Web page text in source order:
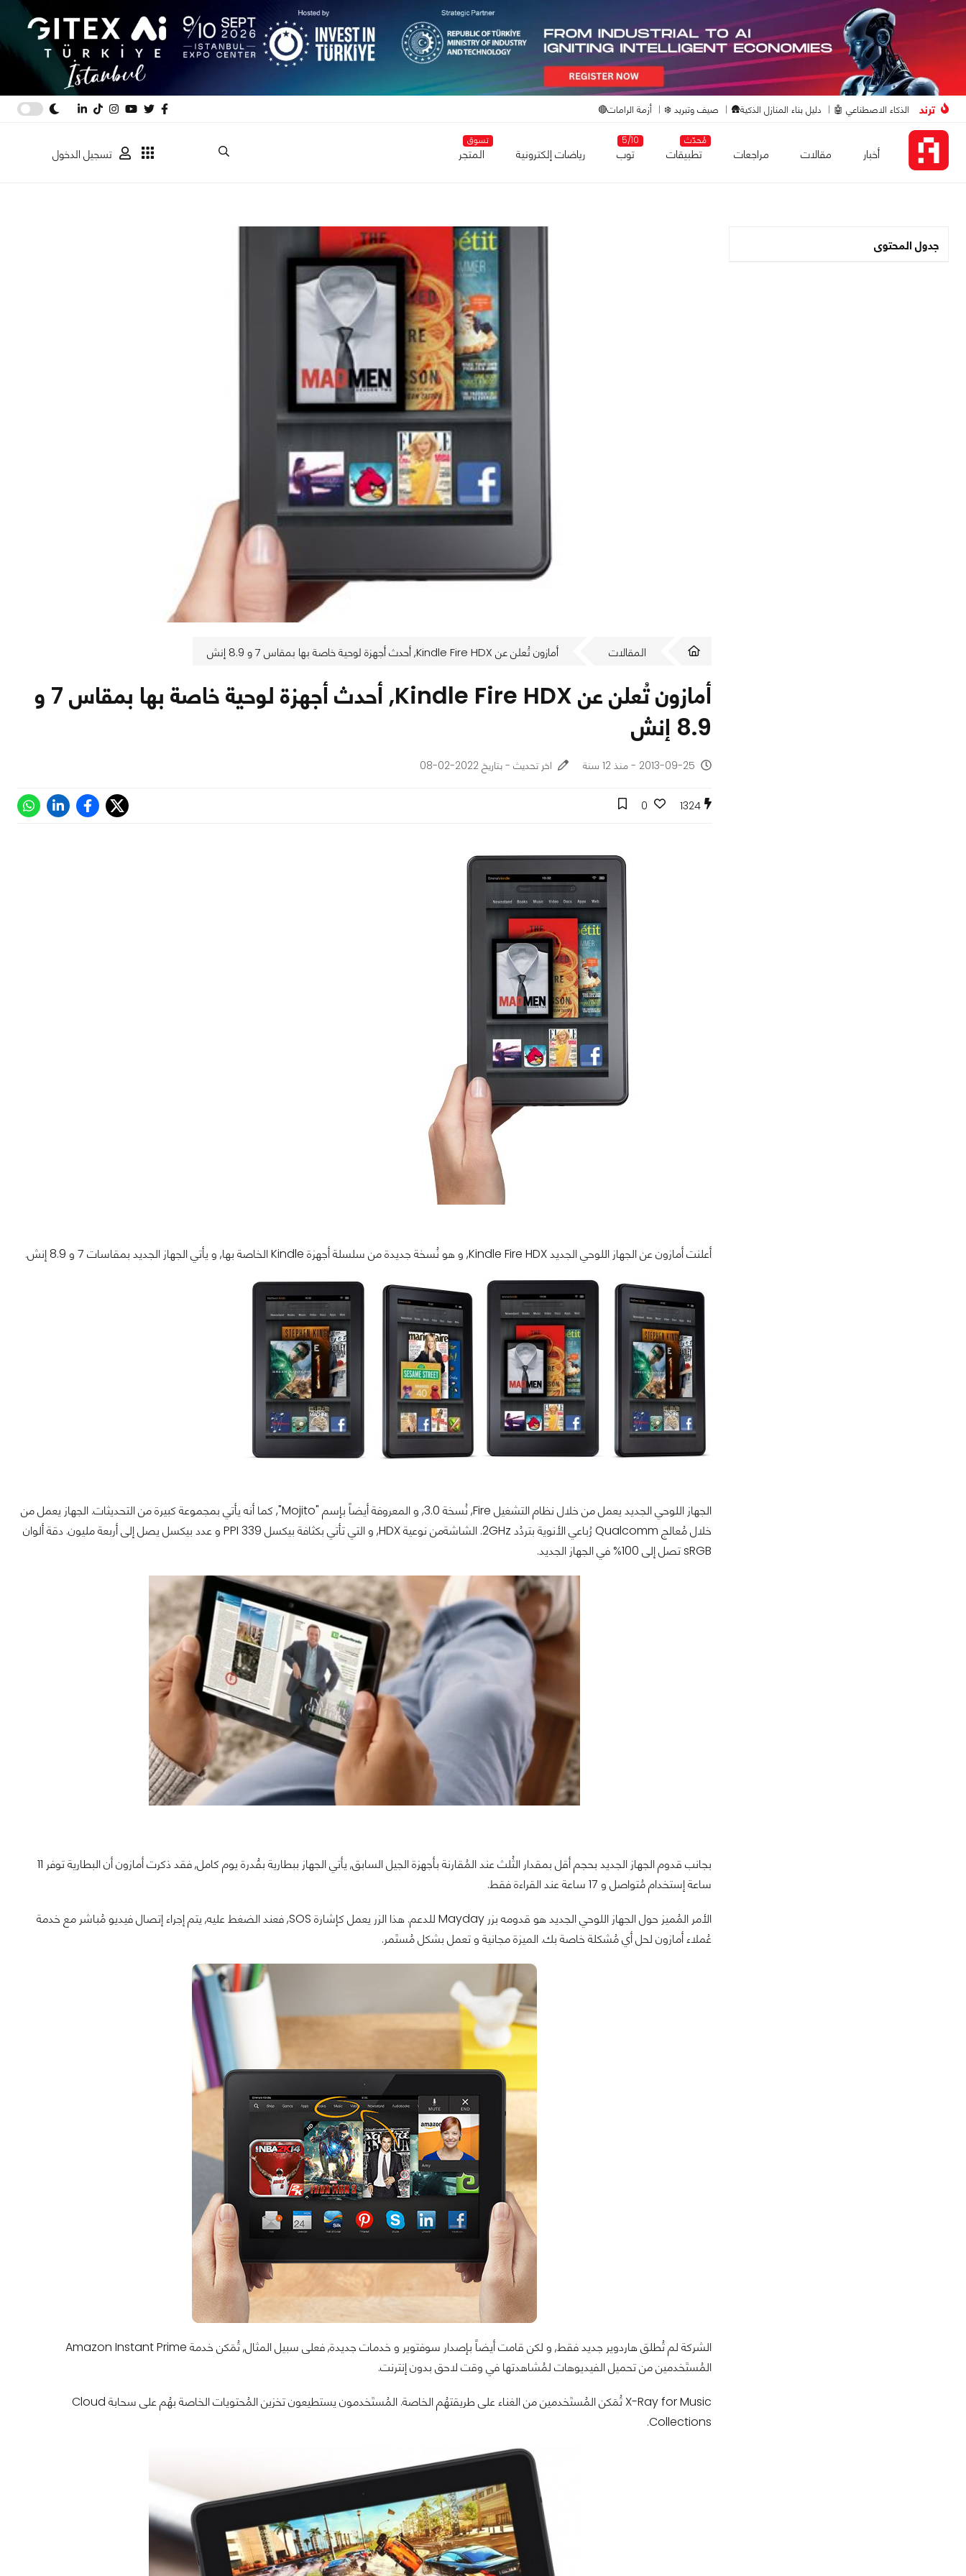
ترند الذكاء الاصطناعي 🤖 دليل بناء المنازل الذكية🛖 صيف وتبريد ❄️ أزمة الرامات🔴
أخبار مقالات مراجعات
مُحدّث
تطبيقات
5/10
توب رياضات إلكترونية
تسوق
المتجر تسجيل الدخول
جدول المحتوى
المقالات أمازون تُعلن عن Kindle Fire HDX, أحدث أجهزة لوحية خاصة بها بمقاس 7 و 8.9 إنش
أمازون تُعلن عن Kindle Fire HDX, أحدث أجهزة لوحية خاصة بها بمقاس 7 و
8.9 إنش
2013-09-25 - منذ 12 سنة اخر تحديث - بتاريخ 2022-02-08
1324
0
أعلنت أمازون عن الجهاز اللوحي الجديد Kindle Fire HDX, و هو نُسخة جديدة من سلسلة أجهزة Kindle الخاصة بها, و يأتي الجهاز الجديد بمقاسات 7 و 8.9 إنش.
الجهاز اللوحي الجديد يعمل من خلال نظام التشغيل Fire, نُسخة 3.0, و المعروفة أيضاً بإسم "Mojito", كما أنه يأتي بمجموعة كبيرة من التحديثات. الجهاز يعمل من
خلال مُعالج Qualcomm رُباعي الأنوية بتردُد 2GHz. الشاشةمن نوعية HDX, و التي تأتي بكثافة بيكسل 339 PPI و عدد بيكسل يصل إلى أربعة مليون. دقة ألوان
sRGB تصل إلى 100% في الجهاز الجديد.
بجانب قدوم الجهاز الجديد بحجم أقل بمقدار الثُلث عند المُقارنة بأجهزة الجيل السابق, يأتي الجهاز ببطارية بقُدرة يوم كامل, فقد ذكرت أمازون أن البطارية توفر 11
ساعة إستخدام مُتواصل و 17 ساعة عند القراءة فقط.
الأمر المُميز حول الجهاز اللوحي الجديد هو قدومه بزر Mayday للدعم. هذا الزر يعمل كإشارة SOS, فعند الضغط عليه, يتم إجراء إتصال فيديو مُباشر مع خدمة
عُملاء أمازون لحل أي مُشكلة خاصة بك. الميزة مجانية و تعمل بشكل مُستَمر.
الشركة لم تُطلق هاردوير جديد فقط, و لكن قامت أيضاً بإصدار سوفتوير و خدمات جديدة, فعلى سبيل المثال, تُمَكن خدمة Amazon Instant Prime
المُستَخدمين من تحميل الفيديوهات لمُشاهدتها في وقت لاحق بدون إنترنت.
X-Ray for Music تُمَكن المُستَخدمين من الغناء على طريقتهُم الخاصة. المُستَخدمون يستطيعون تخزين المُحتويات الخاصة بهُم على سحابة Cloud
Collections.